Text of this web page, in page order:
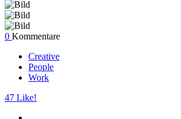
0 Kommentare
Creative
People
Work
47 Like!